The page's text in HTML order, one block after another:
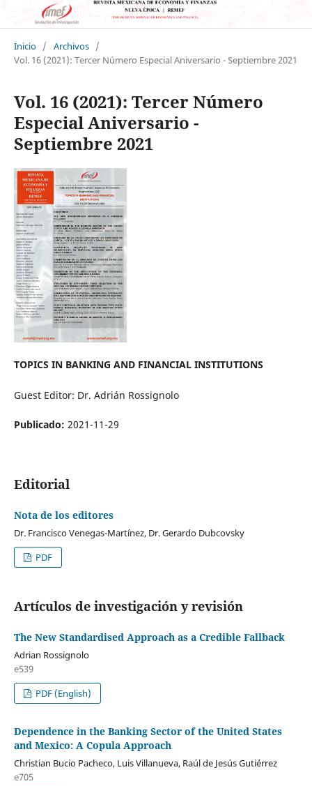
Inicio / Archivos /
Vol. 16 (2021): Tercer Número Especial Aniversario - Septiembre 2021
Vol. 16 (2021): Tercer Número
Especial Aniversario -
Septiembre 2021
TOPICS IN BANKING AND FINANCIAL INSTITUTIONS
Guest Editor: Dr. Adrián Rossignolo
Publicado: 2021-11-29
Editorial
Nota de los editores
Dr. Francisco Venegas-Martínez, Dr. Gerardo Dubcovsky
PDF
Artículos de investigación y revisión
The New Standardised Approach as a Credible Fallback
Adrian Rossignolo
e539
PDF (English)
Dependence in the Banking Sector of the United States
and Mexico: A Copula Approach
Christian Bucio Pacheco, Luis Villanueva, Raúl de Jesús Gutiérrez
e705